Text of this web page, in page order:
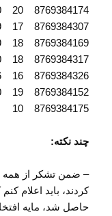
8769384174 20 20
8769384307 17 19
8769384169 18 19
8769384317 18 20
8769384326 16 16
8769384152 19 20
8769384175 10
چند نکته:
– ضمن تشکر از همه
کردند، باید اعلام
حاصل شد، مایه